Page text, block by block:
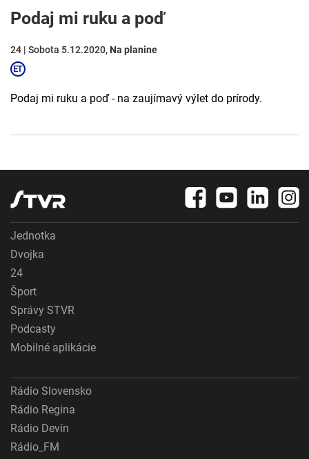
Podaj mi ruku a poď
24 | Sobota 5.12.2020, Na planine
Podaj mi ruku a poď - na zaujímavý výlet do prírody.
Jednotka
Dvojka
24
Šport
Správy STVR
Podcasty
Mobilné aplikácie
Rádio Slovensko
Rádio Regina
Rádio Devín
Rádio_FM